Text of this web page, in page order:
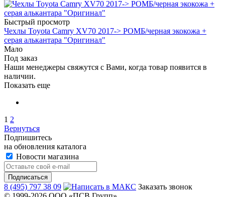
Быстрый просмотр
Чехлы Toyota Camry XV70 2017-> РОМБ/черная экокожа +
серая алькантара "Оригинал"
Мало
Под заказ
Наши менеджеры свяжутся с Вами, когда товар появится в
наличии.
Показать еще
1 2
Вернуться
Подпишитесь
на обновления каталога
Новости магазина
8 (495) 797 38 09
Заказать звонок